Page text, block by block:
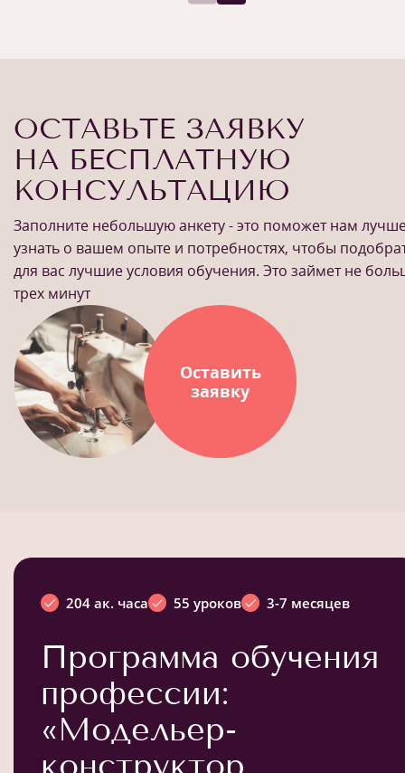
ОСТАВЬТЕ ЗАЯВКУ
НА БЕСПЛАТНУЮ
КОНСУЛЬТАЦИЮ
Заполните небольшую анкету - это поможет нам
узнать о вашем опыте и потребностях, чтобы
для вас лучшие условия обучения. Это займет не
трех минут
Оставить
заявку
204 ак. часа 55 уроков 3-7 месяцев
Программа обучения
профессии:
«Модельер-